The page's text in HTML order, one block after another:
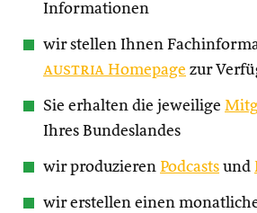
Informationen
wir stellen Ihnen
austria Homepage zur
Sie erhalten die jeweilige
Ihres Bundeslandes
wir produzieren Podcasts und
wir erstellen einen